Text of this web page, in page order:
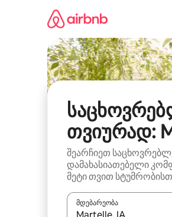
თვიურად:
შეარჩიეთ
დამახასიათებელი
მეტი თვით
მდებარეობა
როცა შედეგები